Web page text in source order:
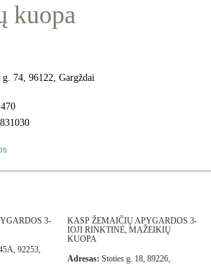
kuopa
g. 74, 96122, Gargždai
3-
92253,
KASP ŽEMAIČIŲ APYGARDOS 3-
IOJI RINKTINĖ, MAŽEIKIŲ
KUOPA
Adresas: Stoties g. 18, 89226,